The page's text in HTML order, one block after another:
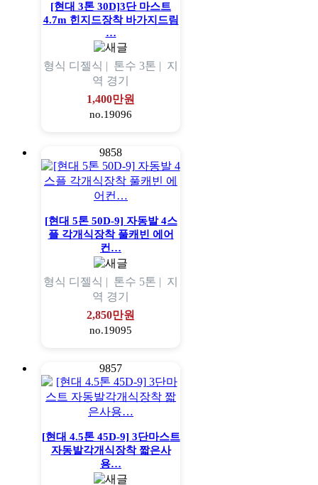
[현대 3톤 30D]3단 마스트
4.7m 힌지드장착 바가지드림
…
형식 디젤식 | 톤수 3톤 | 지
역 경기
1,400만원
no.19096
9858
[현대 5톤 50D-9] 자동발 4스
플 각개식장착 풀캐빈 에어
컨…
형식 디젤식 | 톤수 5톤 | 지
역 경기
2,850만원
no.19095
9857
[현대 4.5톤 45D-9] 3단마스트
자동발각개식장착 짧은사
용…